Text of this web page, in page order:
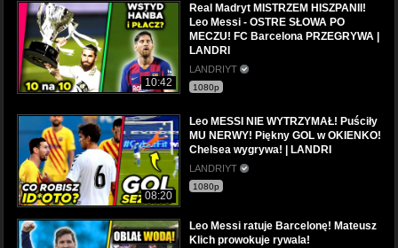
10:42
Real Madryt MISTRZEM HISZPANII!
Leo Messi - OSTRE SŁOWA PO
MECZU! FC Barcelona PRZEGRYWA |
LANDRI
LANDRIYT
1080p
08:20
Leo MESSI NIE WYTRZYMAŁ! Puściły
MU NERWY! Piękny GOL w OKIENKO!
Chelsea wygrywa! | LANDRI
LANDRIYT
1080p
Leo Messi ratuje Barcelonę! Mateusz
Klich prowokuje rywala!